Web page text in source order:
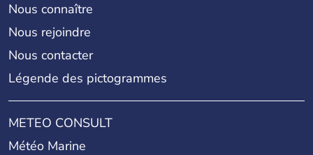
Nous connaître
Nous rejoindre
Nous contacter
Légende des pictogrammes
METEO CONSULT
Météo Marine